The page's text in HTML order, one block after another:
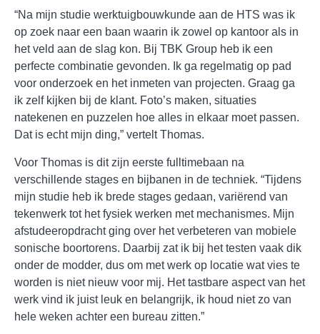
“Na mijn studie werktuigbouwkunde aan de HTS was ik
op zoek naar een baan waarin ik zowel op kantoor als in
het veld aan de slag kon. Bij TBK Group heb ik een
perfecte combinatie gevonden. Ik ga regelmatig op pad
voor onderzoek en het inmeten van projecten. Graag ga
ik zelf kijken bij de klant. Foto’s maken, situaties
natekenen en puzzelen hoe alles in elkaar moet passen.
Dat is echt mijn ding,” vertelt Thomas.
Voor Thomas is dit zijn eerste fulltimebaan na
verschillende stages en bijbanen in de techniek. “Tijdens
mijn studie heb ik brede stages gedaan, variërend van
tekenwerk tot het fysiek werken met mechanismes. Mijn
afstudeeropdracht ging over het verbeteren van mobiele
sonische boortorens. Daarbij zat ik bij het testen vaak dik
onder de modder, dus om met werk op locatie wat vies te
worden is niet nieuw voor mij. Het tastbare aspect van het
werk vind ik juist leuk en belangrijk, ik houd niet zo van
hele weken achter een bureau zitten.”